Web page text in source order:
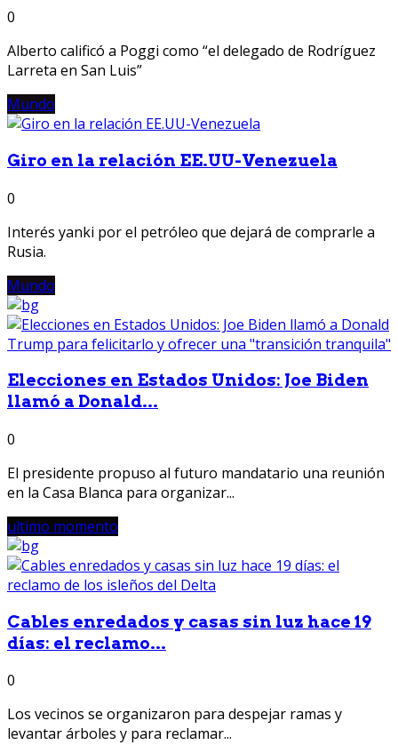
0
Alberto calificó a Poggi como “el delegado de Rodríguez
Larreta en San Luis”
Mundo
Giro en la relación EE.UU-Venezuela
0
Interés yanki por el petróleo que dejará de comprarle a
Rusia.
Mundo
Elecciones en Estados Unidos: Joe Biden
llamó a Donald...
0
El presidente propuso al futuro mandatario una reunión
en la Casa Blanca para organizar...
ultimo momento
Cables enredados y casas sin luz hace 19
días: el reclamo...
0
Los vecinos se organizaron para despejar ramas y
levantar árboles y para reclamar...